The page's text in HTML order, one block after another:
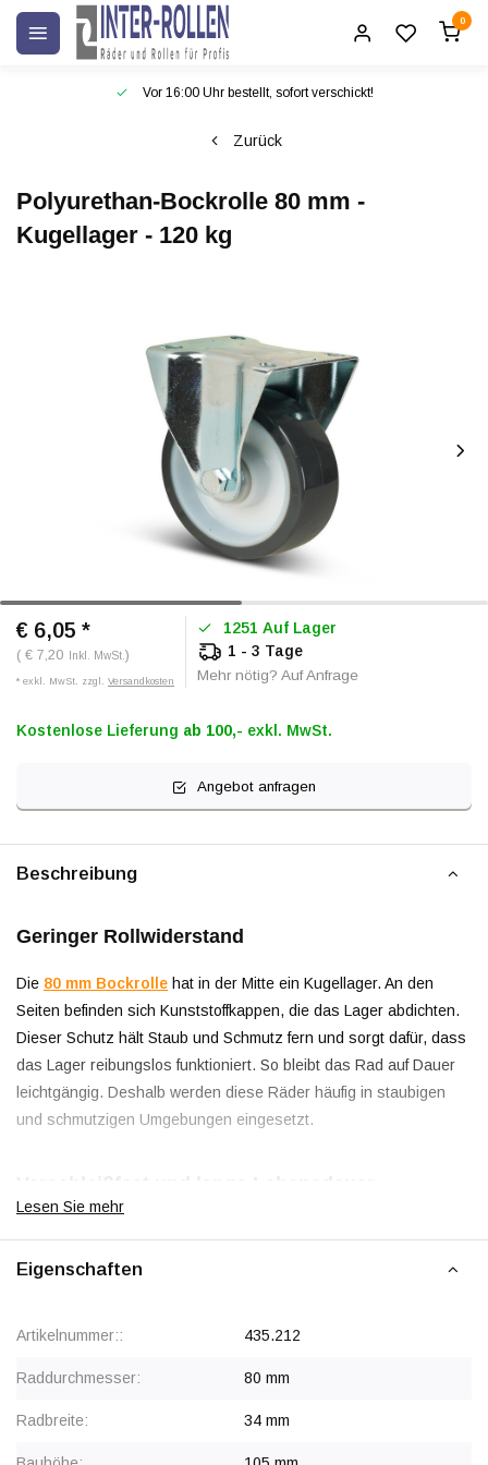
0
Vor 16:00 Uhr bestellt, sofort verschickt!
Zurück
Polyurethan-Bockrolle 80 mm -
Kugellager - 120 kg
€ 6,05 *
( € 7,20 Inkl. MwSt. )
* exkl. MwSt. zzgl. Versandkosten
1251 Auf Lager
1 - 3 Tage
Mehr nötig? Auf Anfrage
Kostenlose Lieferung ab 100,- exkl. MwSt.
Angebot anfragen
Beschreibung
Geringer Rollwiderstand
Die 80 mm Bockrolle hat in der Mitte ein Kugellager. An den
Seiten befinden sich Kunststoffkappen, die das Lager abdichten.
Dieser Schutz hält Staub und Schmutz fern und sorgt dafür, dass
das Lager reibungslos funktioniert. So bleibt das Rad auf Dauer
leichtgängig. Deshalb werden diese Räder häufig in staubigen
und schmutzigen Umgebungen eingesetzt.
unempfindlich gegen Schnitte und Risse. Polyurethan ist
verbindet, entsteht ein Rad, das stark belastet werden kann und
Lesen Sie mehr
Eigenschaften
Artikelnummer:: 435.212
Raddurchmesser: 80 mm
Radbreite: 34 mm